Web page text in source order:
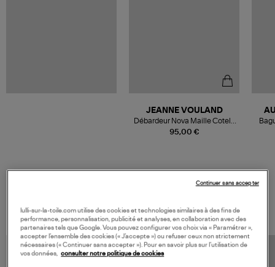
95,00 €
JEANNE VOULAND
Débardeur Nova Maille Cotelé
Blanc
lulli-sur-la-toile.com utilise des cookies et technologies similaires à des fins de
performance, personnalisation, publicité et analyses, en collaboration avec des
partenaires tels que Google. Vous pouvez configurer vos choix via « Paramétrer »,
accepter l’ensemble des cookies (« J’accepte ») ou refuser ceux non strictement
nécessaires (« Continuer sans accepter »). Pour en savoir plus sur l’utilisation de
vos données, consulter notre politique de cookies
Continuer sans accepter